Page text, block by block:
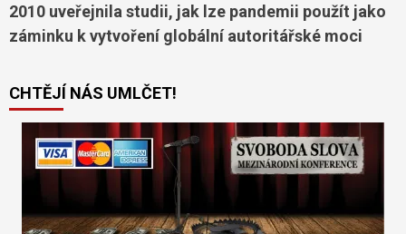
2010 uveřejnila studii, jak lze pandemii použít jako
záminku k vytvoření globální autoritářské moci
CHTĚJÍ NÁS UMLČET!